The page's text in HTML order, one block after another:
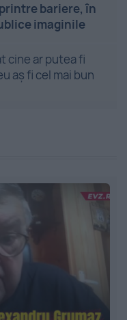
bariere, în
imaginile
cine ar putea fi
aș fi cel mai bun